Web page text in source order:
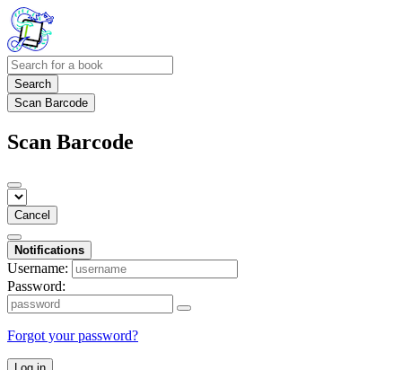
Search
Scan Barcode
Scan Barcode
Cancel
Notifications
Username:
Password:
Forgot your password?